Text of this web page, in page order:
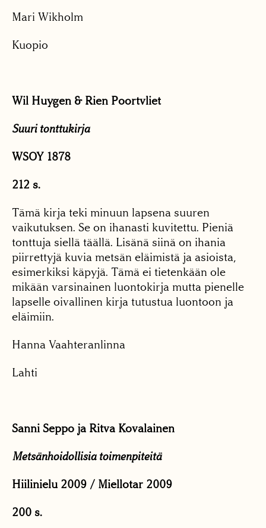
Mari Wikholm
Kuopio
Wil Huygen & Rien Poortvliet
Suuri tonttukirja
WSOY 1878
212 s.
Tämä kirja teki minuun lapsena suuren
vaikutuksen. Se on ihanasti kuvitettu. Pieniä
tonttuja siellä täällä. Lisänä siinä on ihania
piirrettyjä kuvia metsän eläimistä ja asioista,
esimerkiksi käpyjä. Tämä ei tietenkään ole
mikään varsinainen luontokirja mutta pienelle
lapselle oivallinen kirja tutustua luontoon ja
eläimiin.
Hanna Vaahteranlinna
Lahti
Sanni Seppo ja Ritva Kovalainen
Metsänhoidollisia toimenpiteitä
Hiilinielu 2009 / Miellotar 2009
200 s.